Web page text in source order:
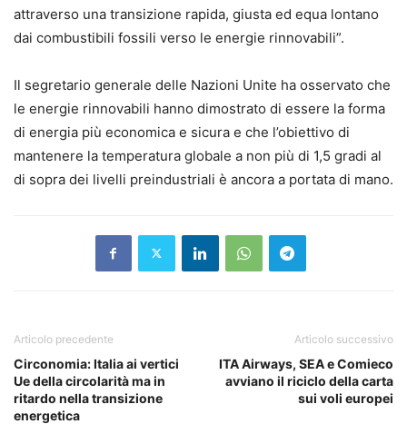
attraverso una transizione rapida, giusta ed equa lontano
dai combustibili fossili verso le energie rinnovabili”.
Il segretario generale delle Nazioni Unite ha osservato che
le energie rinnovabili hanno dimostrato di essere la forma
di energia più economica e sicura e che l’obiettivo di
mantenere la temperatura globale a non più di 1,5 gradi al
di sopra dei livelli preindustriali è ancora a portata di mano.
Articolo precedente
Circonomia: Italia ai vertici
Ue della circolarità ma in
ritardo nella transizione
energetica
Articolo successivo
ITA Airways, SEA e Comieco
avviano il riciclo della carta
sui voli europei